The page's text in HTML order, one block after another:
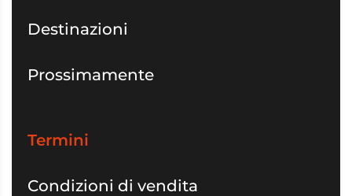
Destinazioni
Prossimamente
Termini
Condizioni di vendita